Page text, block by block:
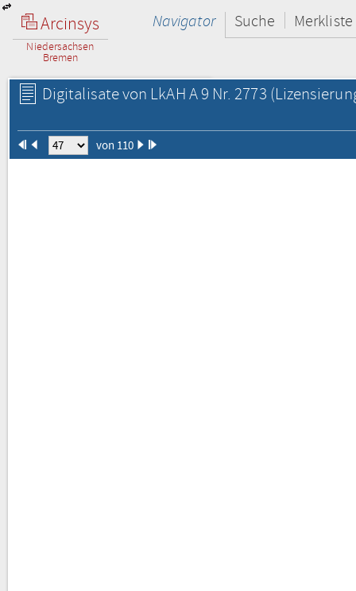
Arcinsys
Niedersachsen
Bremen
Navigator Suche Merkliste
Digitalisate von LkAH A 9 Nr. 2773
von 110